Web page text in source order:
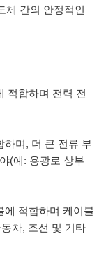
체 간의 안정적인
적합하며 전력 전
하며, 더 큰 전류 부
(예: 용광로 상부
에 적합하며 케이블
차, 조선 및 기타